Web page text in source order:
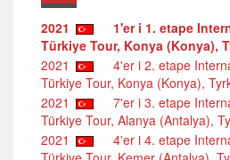
2021
1'er i 1. etape
Türkiye Tour, Konya (Konya),
2021
4'er i 2. etape
Türkiye Tour, Konya (Konya),
2021
7'er i 3. etape
Türkiye Tour, Alanya (Antalya),
2021
4'er i 4. etape